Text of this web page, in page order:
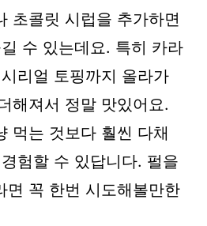
초콜릿 시럽을 추가하면
수 있는데요. 특히 카라
리얼 토핑까지 올라가
해져서 정말 맛있어요.
먹는 것보다 훨씬 다채
험할 수 있답니다. 펄을
면 꼭 한번 시도해볼만한